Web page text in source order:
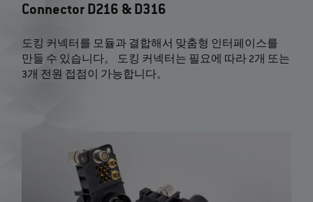
Connector D216 & D316
도킹 커넥터를 모듈과 결합해서 맞춤형 인터페이스를
만들 수 있습니다。 도킹 커넥터는 필요에 따라 2개 또는
3개 전원 접점이 가능합니다。